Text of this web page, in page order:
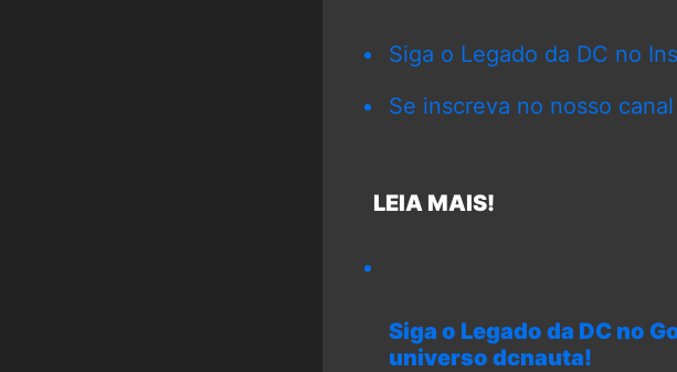
Siga o Legado da DC no
Se inscreva no nosso
LEIA MAIS!
Siga o Legado da DC no
universo dcnauta!